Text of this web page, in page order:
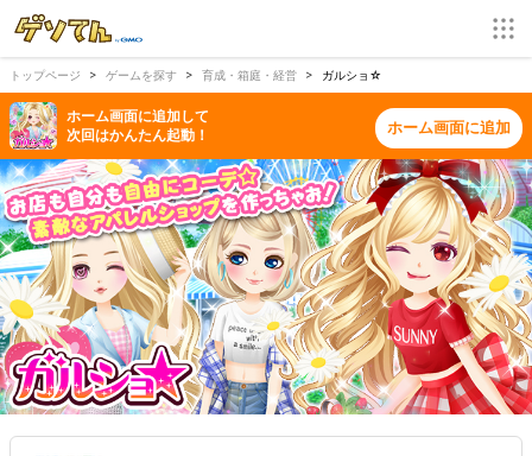
トップページ ゲームを探す 育成・箱庭・経営 ガルショ☆
ホーム画面に追加して
次回はかんたん起動！
ホーム画面に追加